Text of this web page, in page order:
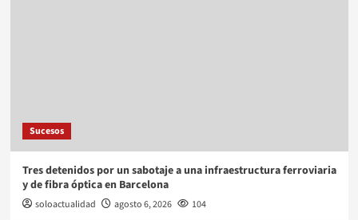
Sucesos
Tres detenidos por un sabotaje a una infraestructura ferroviaria
y de fibra óptica en Barcelona
soloactualidad agosto 6, 2026 104